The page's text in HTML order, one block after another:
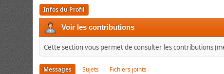
Infos du Profil
Voir les contributions
Cette section vous permet de consulter les contributions
Messages Sujets Fichiers joints